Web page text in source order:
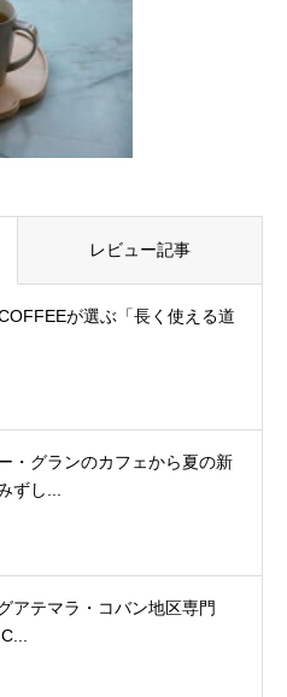
レビュー記事
が選ぶ「長く使える道
・グランのカフェから夏の新
ずし...
アテマラ・コバン地区専門